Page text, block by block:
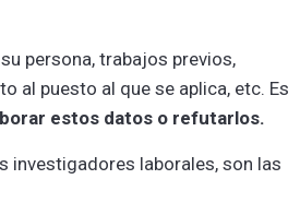
persona, trabajos previos,
al puesto al que se aplica, etc. Es
estos datos o refutarlos.
investigadores laborales, son las